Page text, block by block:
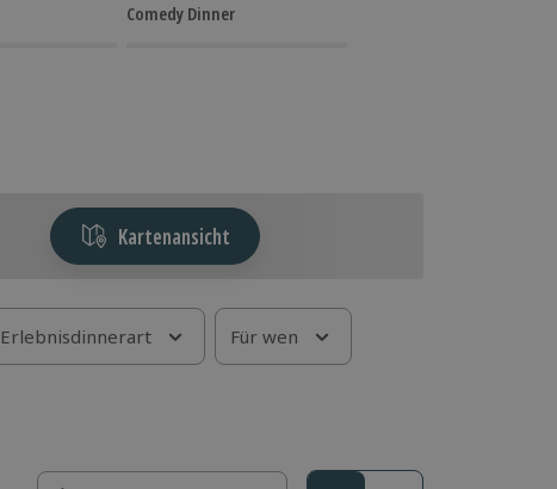
Comedy Dinner
Kartenansicht
Erlebnisdinnerart Für wen
Sortieren nach